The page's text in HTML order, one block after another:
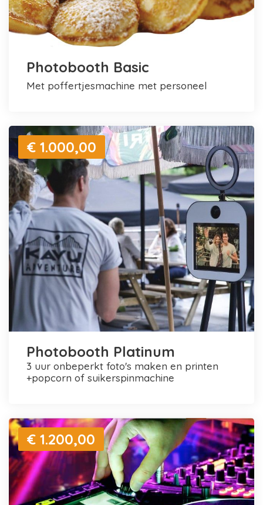
Photobooth Basic
met poffertjesmachine met personeel
€ 1.000,00
Photobooth Platinum
3 uur onbeperkt foto's maken en printen
+popcorn of suikerspinmachine
€ 1.200,00